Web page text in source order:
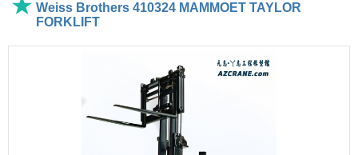
Weiss Brothers 410324 MAMMOET TAYLOR
FORKLIFT